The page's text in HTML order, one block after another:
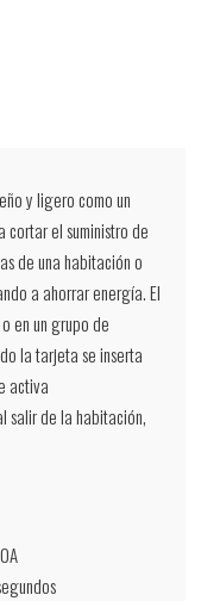
y ligero como un
cortar el suministro de
de una habitación o
a ahorrar energía. El
en un grupo de
la tarjeta se inserta
activa
salir de la habitación,